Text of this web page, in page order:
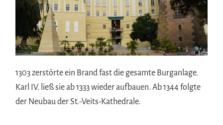
1303 zerstörte ein Brand fast die gesamte Burganlage.
Karl IV. ließ sie ab 1333 wieder aufbauen. Ab 1344 folgte
der Neubau der St.-Veits-Kathedrale.